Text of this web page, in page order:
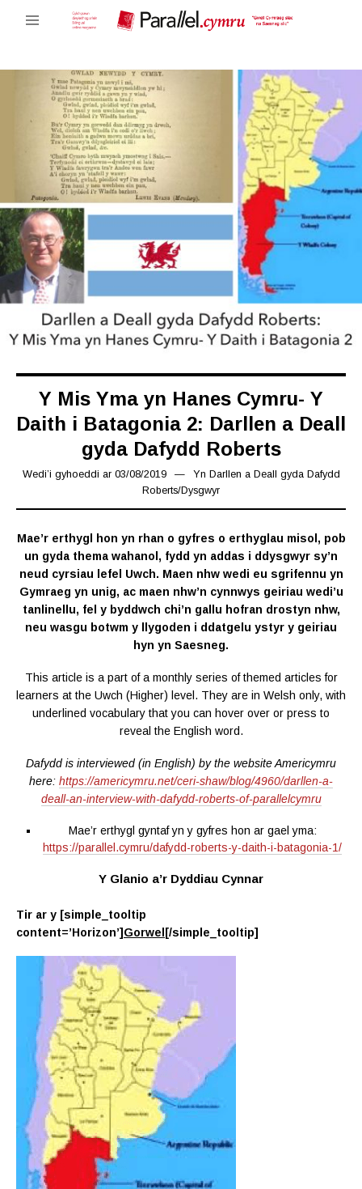
Y Mis Yma yn Hanes Cymru- Y
Daith i Batagonia 2: Darllen a Deall
gyda Dafydd Roberts
Wedi’i gyhoeddi ar 03/08/201928/09/2019
Yn Darllen a Deall gyda Dafydd
Roberts/Dysgwyr
Mae’r erthygl hon yn rhan o gyfres o erthyglau misol, pob
un gyda thema wahanol, fydd yn addas i ddysgwyr sy’n
neud cyrsiau lefel Uwch. Maen nhw wedi eu sgrifennu yn
Gymraeg yn unig, ac maen nhw’n cynnwys geiriau wedi’u
tanlinellu, fel y byddwch chi’n gallu hofran drostyn nhw,
neu wasgu botwm y llygoden i ddatgelu ystyr y geiriau
hyn yn Saesneg.
This article is a part of a monthly series of themed articles for
learners at the Uwch (Higher) level. They are in Welsh only, with
underlined vocabulary that you can hover over or press to
reveal the English word.
Dafydd is interviewed (in English) by the website Americymru
here: https://americymru.net/ceri-shaw/blog/4960/darllen-a-
deall-an-interview-with-dafydd-roberts-of-parallelcymru
Mae’r erthygl gyntaf yn y gyfres hon ar gael yma:
https://parallel.cymru/dafydd-roberts-y-daith-i-batagonia-1/
Y Glanio a’r Dyddiau Cynnar
Tir ar y [simple_tooltip
content=’Horizon’] Gorwel [/simple_tooltip]